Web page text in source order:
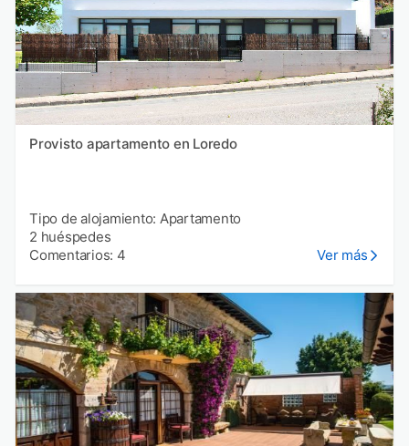
Provisto apartamento en Loredo
Tipo de alojamiento: Apartamento
2 huéspedes
Comentarios: 4
Ver más